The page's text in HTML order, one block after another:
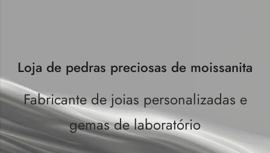
Loja de pedras preciosas de moissanita
Fabricante de joias personalizadas e
gemas de laboratório